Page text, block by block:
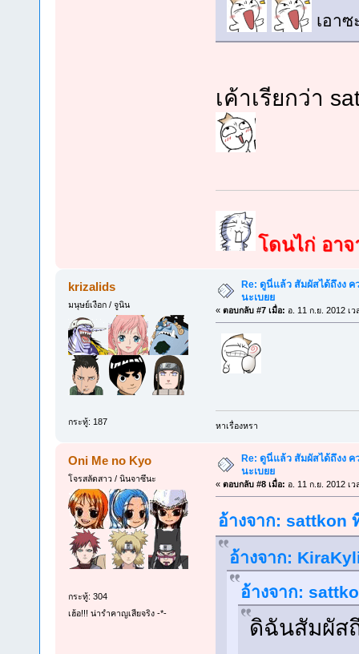
เอา
เค้าเรียกว่า
โดนไก่ อา
krizalids
มนุษย์เงือก / จูนิน
กระทู้: 187
Re: ดูนี่แล้ว สัมผัสได้ถึงง
นะเบยย
« ตอบกลับ #7 เมื่อ: อ. 11 ก.ย. 2012 เ
หาเรื่องหรา
Oni Me no Kyo
โจรสลัดสาว / นินจาซึนะ
กระทู้: 304
เฮ้อ!!! น่ารำคาญเสียจริง -*-
Re: ดูนี่แล้ว สัมผัสได้ถึงง
นะเบยย
« ตอบกลับ #8 เมื่อ: อ. 11 ก.ย. 2012 เ
อ้างจาก: sattkon
อ้างจาก:
อ้างจาก:
ดิฉันสัมผัส